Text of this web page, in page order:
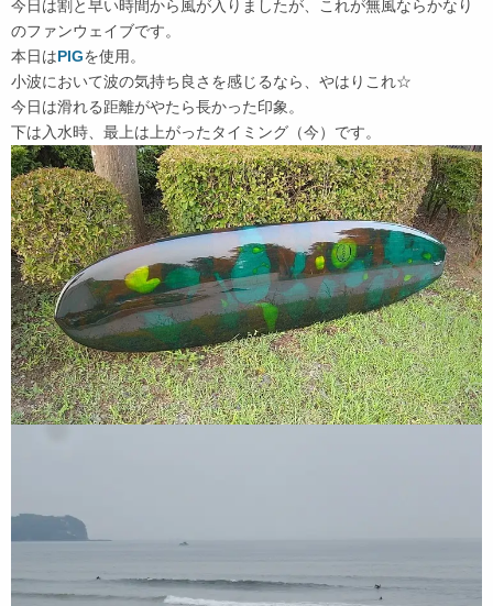
今日は割と早い時間から風が入りましたが、これが無風ならかなり
のファンウェイブです。
本日はPIGを使用。
小波において波の気持ち良さを感じるなら、やはりこれ☆
今日は滑れる距離がやたら長かった印象。
下は入水時、最上は上がったタイミング（今）です。